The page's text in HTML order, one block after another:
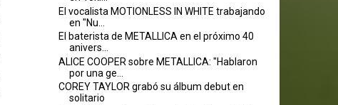
El vocalista MOTIONLESS IN WHITE trabajando
en "Nu...
El baterista de METALLICA en el próximo 40
anivers...
ALICE COOPER sobre METALLICA: "Hablaron
por una ge...
COREY TAYLOR grabó su álbum debut en
solitario